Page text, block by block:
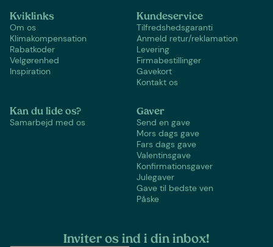
Kviklinks
Om os
Klimakompensation
Rabatkoder
Velgørenhed
Inspiration
Kundeservice
Tilfredshedsgaranti
Anmeld retur/reklamation
Levering
Firmabestillinger
Gavekort
Kontakt os
Kan du lide os?
Samarbejd med os
Gaver
Send en gave
Mors dags gave
Fars dags gave
Valentinsgave
Konfirmationsgaver
Julegaver
Gave til bedste ven
Påske
Inviter os ind i din inbox!